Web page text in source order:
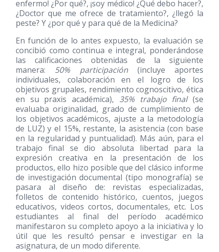
enfermo! ¿Por qué?, ¡soy médico! ¿Qué debo hacer?,
¿Doctor que me ofrece de tratamiento?, ¿llegó la
peste? Y ¿por qué y para qué de la Medicina?
En función de lo antes expuesto, la evaluación se
concibió como continua e integral, ponderándose
las calificaciones obtenidas de la siguiente
manera: 50% participación(incluye aportes
individuales, colaboración en el logro de los
objetivos grupales, rendimiento cognoscitivo, ética
en su praxis académica), 35% trabajo final(se
evaluaba originalidad, grado de cumplimiento de
los objetivos académicos, ajuste a la metodología
de LUZ) y el 15%, restante, la asistencia (con base
en la regularidad y puntualidad). Más aún, para el
trabajo final se dio absoluta libertad para la
expresión creativa en la presentación de los
productos, ello hizo posible que del clásico informe
de investigación documental (tipo monografía) se
pasara al diseño de: revistas especializadas,
folletos de contenido histórico, cuentos, juegos
educativos, videos cortos, documentales, etc. Los
estudiantes al final del período académico
manifestaron su completo apoyo a la iniciativa y lo
útil que les resultó pensar e investigar en la
asignatura, de un modo diferente.